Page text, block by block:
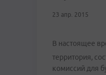
23 апр. 2015
В настоящее
территория,
комиссий для